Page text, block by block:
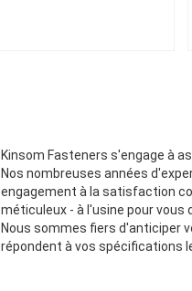
Kinsom Fasteners s'engage à
Nos nombreuses années
engagement à la satisfaction
méticuleux - à l'usine pour vous
Nous sommes fiers d'anticiper
répondent à vos spécifications